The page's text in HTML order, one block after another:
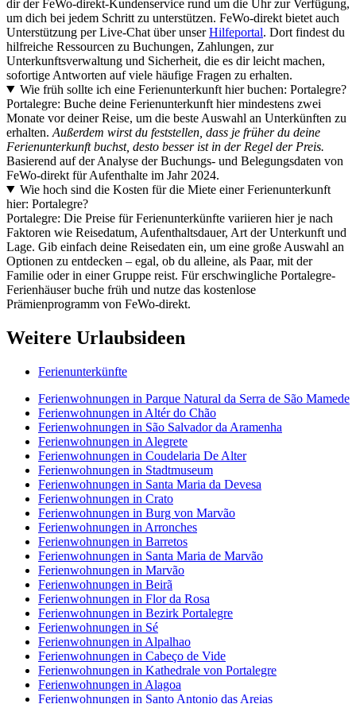
dir der FeWo-direkt-Kundenservice rund um die Uhr zur Verfügung,
um dich bei jedem Schritt zu unterstützen. FeWo-direkt bietet auch
Unterstützung per Live-Chat über unserHilfeportal. Dort findest du
hilfreiche Ressourcen zu Buchungen, Zahlungen, zur
Unterkunftsverwaltung und Sicherheit, die es dir leicht machen,
sofortige Antworten auf viele häufige Fragen zu erhalten.
Wie früh sollte ich eine Ferienunterkunft hier buchen: Portalegre?
Portalegre: Buche deine Ferienunterkunft hier mindestens zwei
Monate vor deiner Reise, um die beste Auswahl an Unterkünften zu
erhalten. Außerdem wirst du feststellen, dass je früher du deine
Ferienunterkunft buchst, desto besser ist in der Regel der Preis.
Basierend auf der Analyse der Buchungs- und Belegungsdaten von
FeWo-direkt für Aufenthalte im Jahr 2024.
Wie hoch sind die Kosten für die Miete einer Ferienunterkunft
hier: Portalegre?
Portalegre: Die Preise für Ferienunterkünfte variieren hier je nach
Faktoren wie Reisedatum, Aufenthaltsdauer, Art der Unterkunft und
Lage. Gib einfach deine Reisedaten ein, um eine große Auswahl an
Optionen zu entdecken – egal, ob du alleine, als Paar, mit der
Familie oder in einer Gruppe reist. Für erschwingliche Portalegre-
Ferienhäuser buche früh und nutze das kostenlose
Prämienprogramm von FeWo-direkt.
Weitere Urlaubsideen
Ferienunterkünfte
Ferienwohnungen in Parque Natural da Serra de São Mamede
Ferienwohnungen in Altér do Chão
Ferienwohnungen in São Salvador da Aramenha
Ferienwohnungen in Alegrete
Ferienwohnungen in Coudelaria De Alter
Ferienwohnungen in Stadtmuseum
Ferienwohnungen in Santa Maria da Devesa
Ferienwohnungen in Crato
Ferienwohnungen in Burg von Marvão
Ferienwohnungen in Arronches
Ferienwohnungen in Barretos
Ferienwohnungen in Santa Maria de Marvão
Ferienwohnungen in Marvão
Ferienwohnungen in Beirã
Ferienwohnungen in Flor da Rosa
Ferienwohnungen in Bezirk Portalegre
Ferienwohnungen in Sé
Ferienwohnungen in Alpalhao
Ferienwohnungen in Cabeço de Vide
Ferienwohnungen in Kathedrale von Portalegre
Ferienwohnungen in Alagoa
Ferienwohnungen in Santo Antonio das Areias